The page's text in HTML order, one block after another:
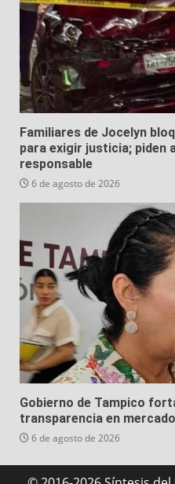
Familiares de Jocelyn
para exigir justicia; piden
responsable
6 de agosto de 2026
Gobierno de Tampico
transparencia en
6 de agosto de 2026